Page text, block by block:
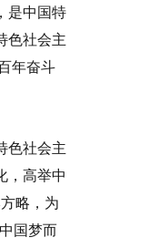
是中国特
色社会主
年奋斗
色社会主
，高举中
略，为
国梦而